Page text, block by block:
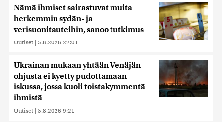
Nämä ihmiset sairastuvat muita
herkemmin sydän- ja
verisuonitauteihin, sanoo tutkimus
Uutiset | 5.8.2026 22:01
Ukrainan mukaan yhtään Venäjän
ohjusta ei kyetty pudottamaan
iskussa, jossa kuoli toistakymmentä
ihmistä
Uutiset | 5.8.2026 9:21